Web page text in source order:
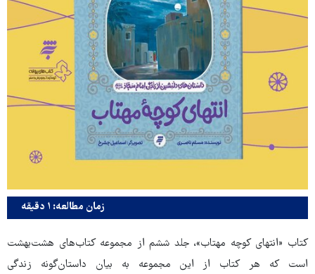
زمان مطالعه: ۱ دقیقه
کتاب «انتهای کوچه مهتاب»، جلد ششم از مجموعه کتاب‌های هشت‌بهشت
است که هر کتاب از این مجموعه به بیان داستان‌گونه زندگی